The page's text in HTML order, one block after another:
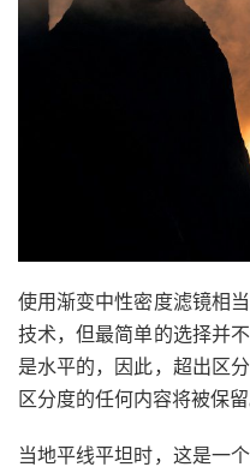
使用渐变中性密度滤镜相
技术，但最简单的选择并
是水平的，因此，超出区
区分度的任何内容将被保留
当地平线平坦时，这是一